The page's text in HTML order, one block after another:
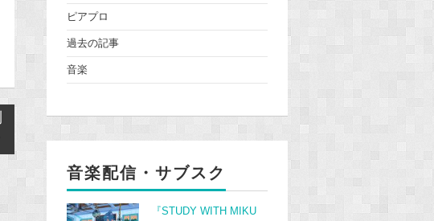
ピアプロ
過去の記事
音楽
音楽配信・サブスク
『STUDY WITH MIKU